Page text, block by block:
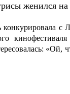
жeнилcя нa
с
«Ой,